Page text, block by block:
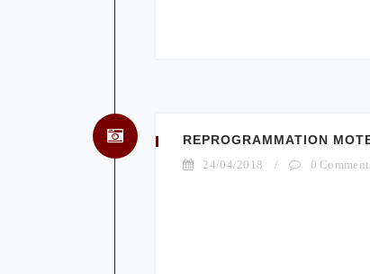
REPROGRAMMATION
24/04/2018 / 0